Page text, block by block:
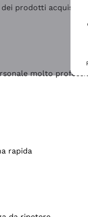
prodotti acquistati
molto
rapida